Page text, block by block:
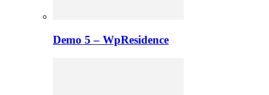
Demo 5 – WpResidence